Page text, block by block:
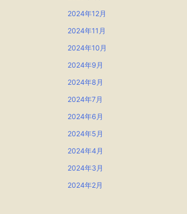
2024年12月
2024年11月
2024年10月
2024年9月
2024年8月
2024年7月
2024年6月
2024年5月
2024年4月
2024年3月
2024年2月